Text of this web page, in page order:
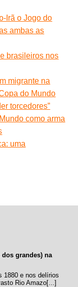
Irã o Jogo do
ambas as
brasileiros nos
migrante na
do Mundo
torcedores”
como arma
uma
grandes) na
1880 e nos delírios
Rio Amazo[...]